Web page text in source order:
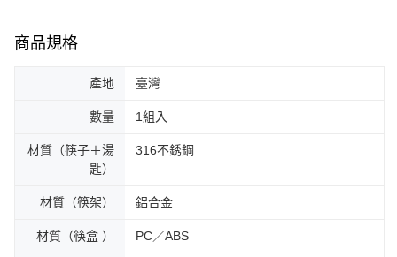
商品規格
產地 臺灣
數量 1組入
材質（筷子＋湯
匙）
316不銹鋼
材質（筷架） 鋁合金
材質（筷盒 ） PC／ABS